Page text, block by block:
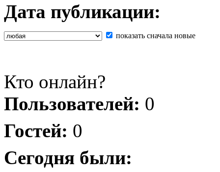
Дата публикации:
показать сначала новые
Кто онлайн?
Пользователей: 0
Гостей: 0
Сегодня были: